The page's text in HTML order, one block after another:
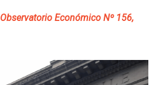
Observatorio Económico Nº 156,